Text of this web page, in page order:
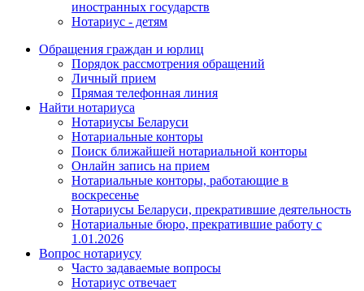
иностранных государств
Нотариус - детям
Обращения граждан и юрлиц
Порядок рассмотрения обращений
Личный прием
Прямая телефонная линия
Найти нотариуса
Нотариусы Беларуси
Нотариальные конторы
Поиск ближайшей нотариальной конторы
Онлайн запись на прием
Нотариальные конторы, работающие в
воскресенье
Нотариусы Беларуси, прекратившие деятельность
Нотариальные бюро, прекратившие работу с
1.01.2026
Вопрос нотариусу
Часто задаваемые вопросы
Нотариус отвечает